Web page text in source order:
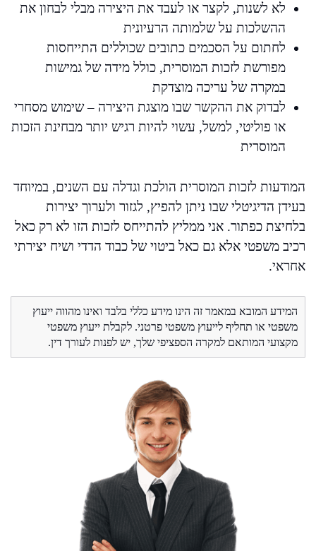
לא לשנות, לקצר או לעבד את היצירה מבלי לבחון את
ההשלכות על שלמותה הרעיונית
לחתום על הסכמים כתובים שכוללים התייחסות
מפורשת לזכות המוסרית, כולל מידה של גמישות
במקרה של עריכה מוצדקת
לבדוק את ההקשר שבו מוצגת היצירה – שימוש מסחרי
או פוליטי, למשל, עשוי להיות רגיש יותר מבחינת הזכות
המוסרית
המודעות לזכות המוסרית הולכת וגדלה עם השנים, במיוחד
בעידן הדיגיטלי שבו ניתן להפיץ, לגזור ולערוך יצירות
בלחיצת כפתור. אני ממליץ להתייחס לזכות הזו לא רק כאל
רכיב משפטי אלא גם כאל ביטוי של כבוד הדדי ושיח יצירתי
אחראי.
המידע המובא במאמר זה הינו מידע כללי בלבד ואינו מהווה ייעוץ
משפטי או תחליף לייעוץ משפטי פרטני. לקבלת ייעוץ משפטי
מקצועי המותאם למקרה הספציפי שלך, יש לפנות לעורך דין.